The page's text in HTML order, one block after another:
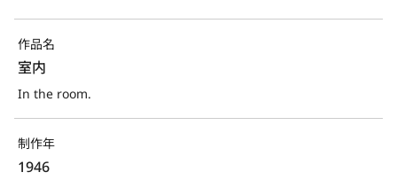
作品名
室内
In the room.
制作年
1946